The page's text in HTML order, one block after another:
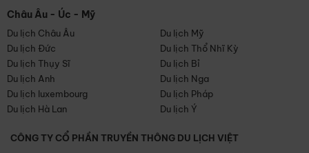
Châu Âu - Úc - Mỹ
Du lịch Châu Âu
Du lịch Mỹ
Du lịch Đức
Du lịch Thổ Nhĩ Kỳ
Du lịch Thụy Sĩ
Du lịch Bỉ
Du lịch Anh
Du lịch Nga
Du lịch luxembourg
Du lịch Pháp
Du lịch Hà Lan
Du lịch Ý
CÔNG TY CỔ PHẦN TRUYỀN THÔNG DU LỊCH VIỆT